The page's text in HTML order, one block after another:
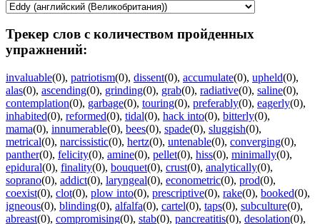
Трекер слов с количеством пройденных
упражнений:
invaluable(0), patriotism(0), dissent(0), accumulate(0), upheld(0),
alas(0), ascending(0), grinding(0), grab(0), radiative(0), saline(0),
contemplation(0), garbage(0), touring(0), preferably(0), eagerly(0),
inhabited(0), reformed(0), tidal(0), hack into(0), bitterly(0),
mama(0), innumerable(0), bees(0), spade(0), sluggish(0),
metrical(0), narcissistic(0), hertz(0), untenable(0), converging(0),
panther(0), felicity(0), amine(0), pellet(0), hiss(0), minimally(0),
epidural(0), finality(0), bouquet(0), crust(0), analytically(0),
soprano(0), addict(0), laryngeal(0), econometric(0), prod(0),
coexist(0), clot(0), plow into(0), prescriptive(0), rake(0), booked(0),
igneous(0), blinding(0), alfalfa(0), cartel(0), taps(0), subculture(0),
abreast(0), compromising(0), stab(0), pancreatitis(0), desolation(0),